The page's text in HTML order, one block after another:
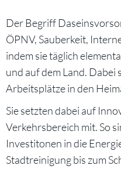
Der Begriff
ÖPNV, Sauberkeit,
indem sie täglich
und auf dem Land.
Arbeitsplätze in den
Sie setzten dabei auf
Verkehrsbereich mit. So
Investitonen in die
Stadtreinigung bis zum